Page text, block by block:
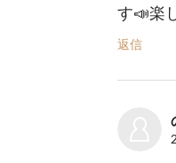
す📣楽
返信